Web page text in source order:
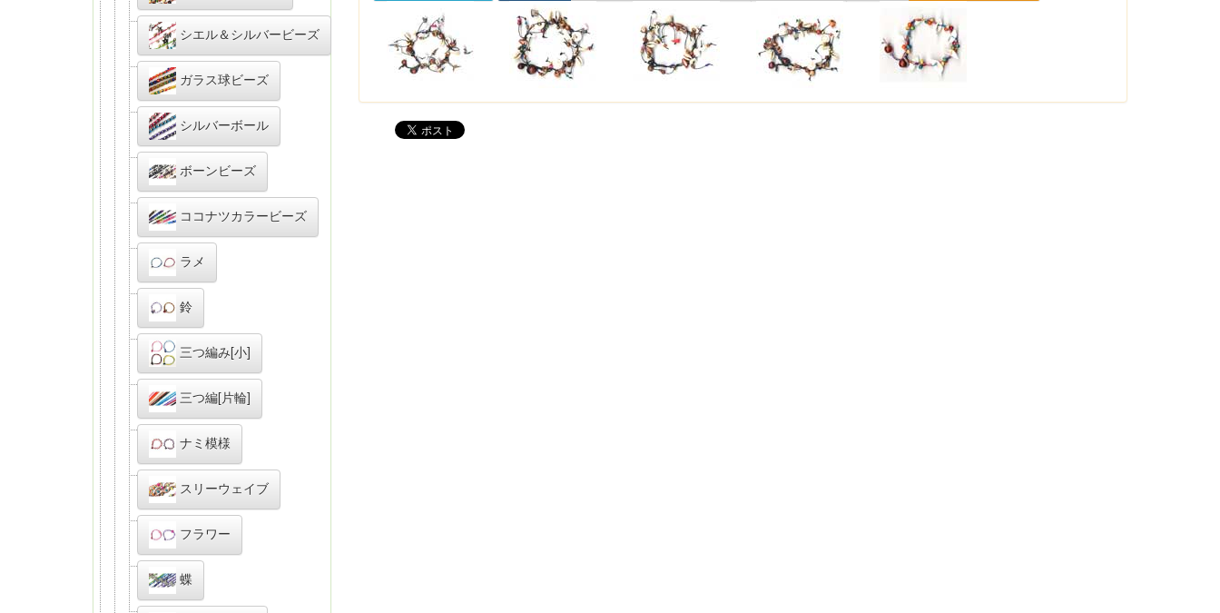
シエル＆シルバービーズ
ガラス球ビーズ
シルバーボール
ボーンビーズ
ココナツカラービーズ
ラメ
鈴
三つ編み[小]
三つ編[片輪]
ナミ模様
スリーウェイブ
フラワー
蝶